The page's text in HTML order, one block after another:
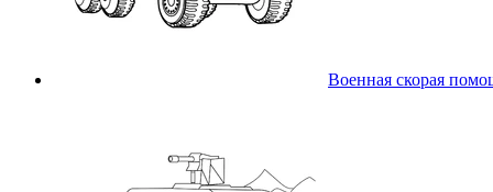
Военная скорая